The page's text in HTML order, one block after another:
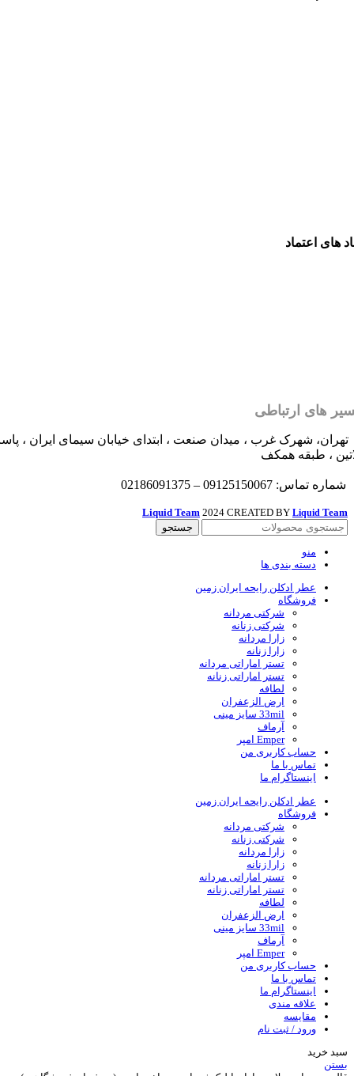
های اعتماد
های ارتباطی
تهران، شهرک غرب ، میدان صنعت ، ابتدای خیابان سیمای ایران ،
، طبقه همکف
شماره تماس: 09125150067 – 02186091375
Liquid Team 2024 CREATED BY Liquid Team
جستجو
منو
دسته بندی ها
عطر ادکلن رایحه ایران زمین
فروشگاه
شرکتی مردانه
شرکتی زنانه
زارا مردانه
زارا زنانه
تستر اماراتی مردانه
تستر اماراتی زنانه
لطافه
ارض الزعفران
33mil سایز مینی
آرماف
Emper امپر
حساب کاربری من
تماس با ما
اینستاگرام ما
عطر ادکلن رایحه ایران زمین
فروشگاه
شرکتی مردانه
شرکتی زنانه
زارا مردانه
زارا زنانه
تستر اماراتی مردانه
تستر اماراتی زنانه
لطافه
ارض الزعفران
33mil سایز مینی
آرماف
Emper امپر
حساب کاربری من
تماس با ما
اینستاگرام ما
علاقه مندی
مقایسه
ورود / ثبت نام
سبد خرید
بستن